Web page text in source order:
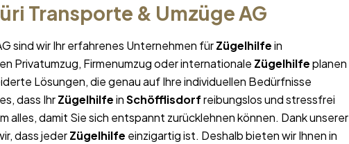
Transporte & Umzüge AG
sind wir Ihr erfahrenes Unternehmen fürZügelhilfein
Privatumzug, Firmenumzug oder internationale Zügelhilfeplanen
Lösungen, die genau auf Ihre individuellen Bedürfnisse
dass IhrZügelhilfeinSchöfflisdorfreibungslos und stressfrei
alles, damit Sie sich entspannt zurücklehnen können. Dank unserer
dass jederZügelhilfe einzigartig ist. Deshalb bieten wir Ihnen in